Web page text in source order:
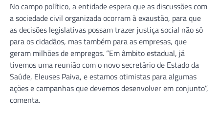
No campo político, a entidade espera que as discussões com
a sociedade civil organizada ocorram à exaustão, para que
as decisões legislativas possam trazer justiça social não só
para os cidadãos, mas também para as empresas, que
geram milhões de empregos. “Em âmbito estadual, já
tivemos uma reunião com o novo secretário de Estado da
Saúde, Eleuses Paiva, e estamos otimistas para algumas
ações e campanhas que devemos desenvolver em conjunto”,
comenta.